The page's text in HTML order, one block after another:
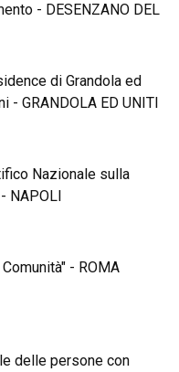
- DESENZANO DEL
di Grandola ed
- GRANDOLA ED UNITI
Nazionale sulla
NAPOLI
- ROMA
delle persone con